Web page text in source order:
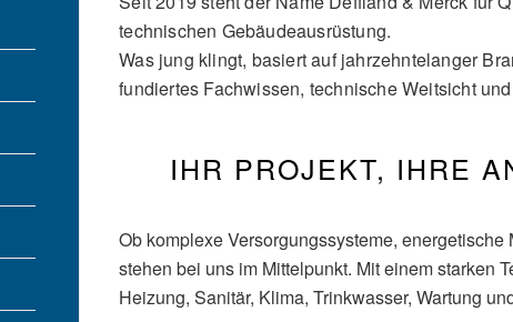
technischen Gebäudeausrüstung.
Was jung klingt, basiert auf jahrzehntelanger
fundiertes Fachwissen, technische Weitsicht
IHR PROJEKT, IHRE
Ob komplexe Versorgungssysteme,
stehen bei uns im Mittelpunkt. Mit einem starken
Heizung, Sanitär, Klima, Trinkwasser, Wartung